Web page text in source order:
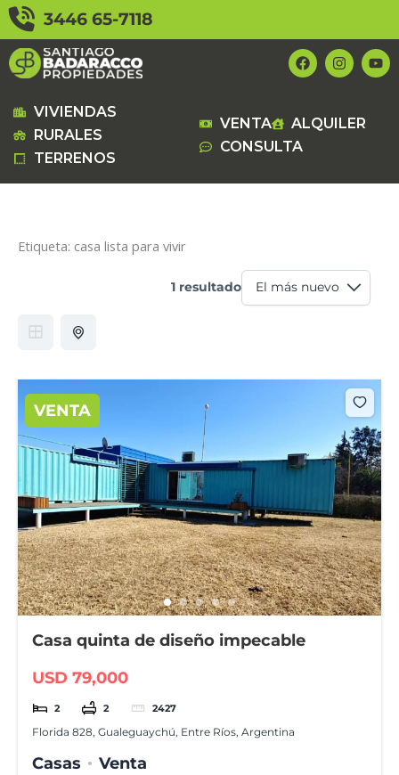
contenido
3446 65-7118
F
a
c
o
k
I
n
s
g
Y
o
u
VIVIENDAS
RURALES
TERRENOS
VENTA
ALQUILER
CONSULTA
Etiqueta: casa lista para vivir
1 resultado
VENTA
Casa quinta de diseño impecable
USD 79,000
2 2 2427
Florida 828, Gualeguaychú, Entre Ríos, Argentina
Casas Venta